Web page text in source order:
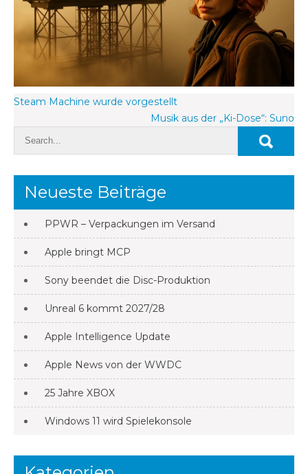
Beitragsnavigation
Steam Machine wurde vorgestellt
Musik aus der „Ki-Dose“: Suno
Neueste Beiträge
PPWR – Verpackungen im Versand
Apple bringt MCP
Sony beendet die Disc-Produktion
Unreal 6 kommt 2027/28
Apple Intelligence Update
Apple News von der WWDC
25 Jahre XBOX
Windows 11 wird Spielekonsole